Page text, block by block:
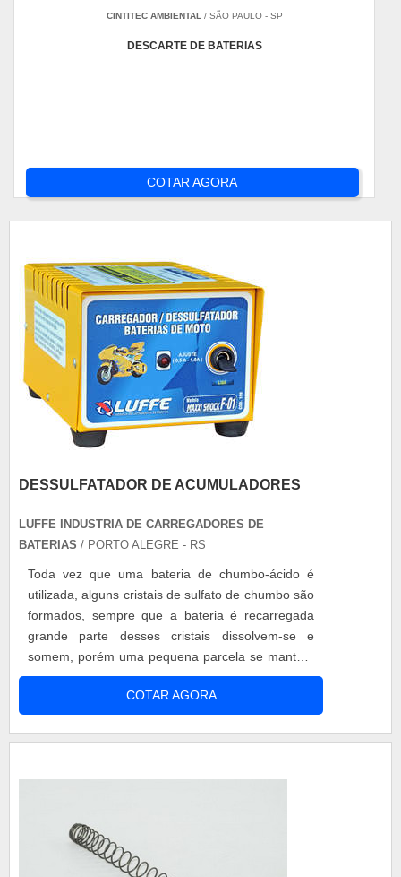
CINTITEC AMBIENTAL / SÃO PAULO - SP
DESCARTE DE BATERIAS
COTAR AGORA
DESSULFATADOR DE ACUMULADORES
LUFFE INDUSTRIA DE CARREGADORES DE
BATERIAS / PORTO ALEGRE - RS
Toda vez que uma bateria de chumbo-ácido é
utilizada, alguns cristais de sulfato de chumbo são
formados, sempre que a bateria é recarregada
grande parte desses cristais dissolvem-se e
somem, porém uma pequena parcela se mantém
presa a placa da bateria. Conforme o uso cada
vez mais cristais vão se acumulando nessa região
e dessa forma que alguns problemas começam a
COTAR AGORA